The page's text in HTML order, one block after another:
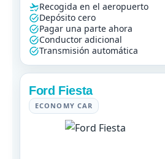
Recogida en el aeropuerto
Depósito cero
Pagar una parte ahora
Conductor adicional
Transmisión automática
Ford Fiesta
ECONOMY CAR